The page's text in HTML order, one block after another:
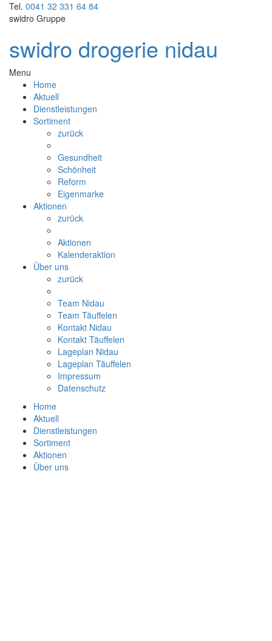
Tel. 0041 32 331 64 84
swidro Gruppe
swidro drogerie nidau
Menu
Home
Aktuell
Dienstleistungen
Sortiment
zurück
Gesundheit
Schönheit
Reform
Eigenmarke
Aktionen
zurück
Aktionen
Kalenderaktion
Über uns
zurück
Team Nidau
Team Täuffelen
Kontakt Nidau
Kontakt Täuffelen
Lageplan Nidau
Lageplan Täuffelen
Impressum
Datenschutz
Home
Aktuell
Dienstleistungen
Sortiment
Aktionen
Über uns